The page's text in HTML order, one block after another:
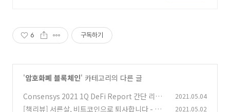
6 구독하기
'암호화폐 블록체인' 카테고리의 다른 글
Consensys 2021 1Q DeFi Report 간단 리뷰
- 디파이가 미래다
(1)
2021.05.04
[책리뷰] 서른살, 비트코인으로 퇴사합니다 - 진
2021.05.02